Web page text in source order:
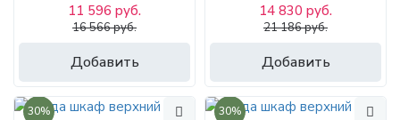
Добавить
11 596 руб.
16 566 руб.
Добавить
14 830 руб.
21 186 руб.
30% 30%